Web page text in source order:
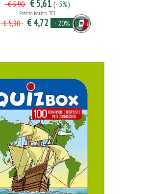
€ 5,90 € 5,61 (- 5%)
Prezzo iscritti TCI
€ 5,90 € 4,72 - 20%